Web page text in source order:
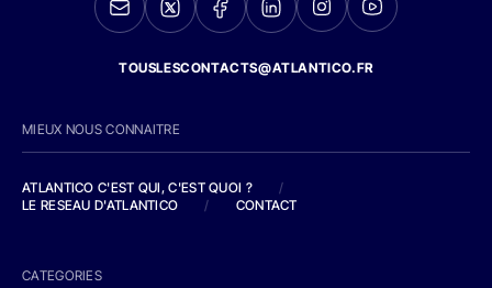
TOUSLESCONTACTS@ATLANTICO.FR
MIEUX NOUS CONNAITRE
ATLANTICO C'EST QUI, C'EST QUOI ?
/
LE RESEAU D'ATLANTICO
/ CONTACT
CATEGORIES